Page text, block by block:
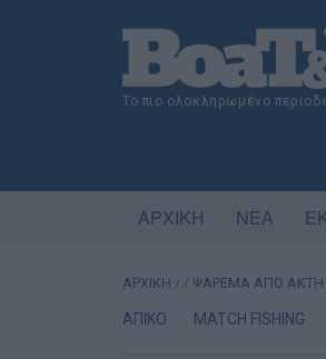
Το πιο ολοκληρωμένο
ΑΡΧΙΚΗ ΝΕΑ
ΑΡΧΙΚΗ / / ΨΑΡΕΜΑ ΑΠΟ ΑΚΤΗ
ΑΠΙΚΟ MATCH FISHING